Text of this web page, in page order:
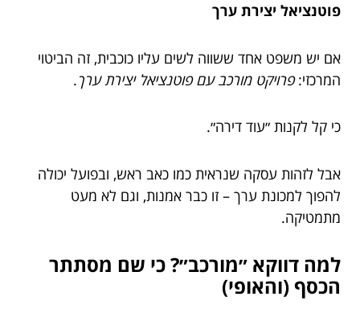
פוטנציאל יצירת ערך
אם יש משפט אחד ששווה לשים עליו כוכבית, זה הביטוי
המרכזי:פרויקט מורכב עם פוטנציאל יצירת ערך.
כי קל לקנות ״עוד דירה״.
אבל לזהות עסקה שנראית כמו כאב ראש, ובפועל יכולה
להפוך למכונת ערך – זו כבר אמנות, וגם לא מעט
מתמטיקה.
למה דווקא ״מורכב״? כי שם מסתתר
הכסף (והאופי)